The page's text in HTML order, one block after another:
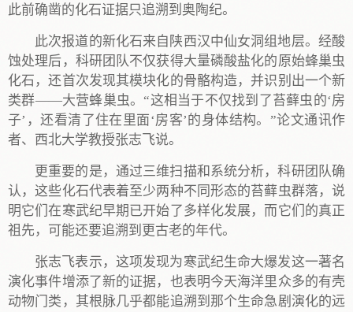
此前确凿的化石证据只追溯到奥陶纪。
此次报道的新化石来自陕西汉中仙女洞组地层。经酸
蚀处理后，科研团队不仅获得大量磷酸盐化的原始蜂巢虫
化石，还首次发现其模块化的骨骼构造，并识别出一个新
类群——大营蜂巢虫。“这相当于不仅找到了苔藓虫的‘房
子’，还看清了住在里面‘房客’的身体结构。”论文通讯作
者、西北大学教授张志飞说。
更重要的是，通过三维扫描和系统分析，科研团队确
认，这些化石代表着至少两种不同形态的苔藓虫群落，说
明它们在寒武纪早期已开始了多样化发展，而它们的真正
祖先，可能还要追溯到更古老的年代。
张志飞表示，这项发现为寒武纪生命大爆发这一著名
演化事件增添了新的证据，也表明今天海洋里众多的有壳
动物门类，其根脉几乎都能追溯到那个生命急剧演化的远